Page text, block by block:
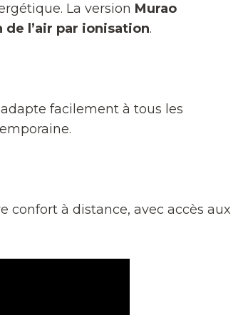
La version Murao
l’air par ionisation.
facilement à tous les
confort à distance, avec accès aux